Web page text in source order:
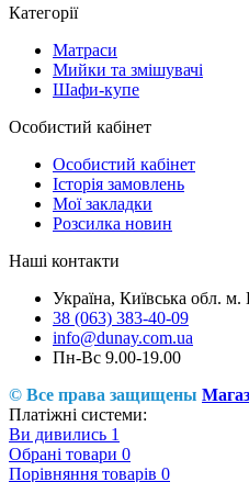
Категорії
Матраси
Мийки та змішувачі
Шафи-купе
Особистий кабінет
Особистий кабінет
Історія замовлень
Мої закладки
Розсилка новин
Наші контакти
Україна, Київська обл. м.
38 (063) 383-40-09
info@dunay.com.ua
Пн-Вс 9.00-19.00
© Все права защищены
Платіжні системи:
Ви дивились 1
Обрані товари 0
Порівняння товарів 0